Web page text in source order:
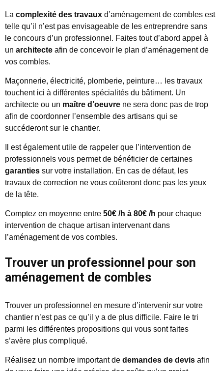
La complexité des travaux d’aménagement de combles est
telle qu’il n’est pas envisageable de les entreprendre sans
le concours d’un professionnel. Faites tout d’abord appel à
un architecte afin de concevoir le plan d’aménagement de
vos combles.
Maçonnerie, électricité, plomberie, peinture… les travaux
touchent ici à différentes spécialités du bâtiment. Un
architecte ou un maître d’oeuvre ne sera donc pas de trop
afin de coordonner l’ensemble des artisans qui se
succéderont sur le chantier.
Il est également utile de rappeler que l’intervention de
professionnels vous permet de bénéficier de certaines
garanties sur votre installation. En cas de défaut, les
travaux de correction ne vous coûteront donc pas les yeux
de la tête.
Comptez en moyenne entre 50€ /h à 80€ /h pour chaque
intervention de chaque artisan intervenant dans
l’aménagement de vos combles.
Trouver un professionnel pour son
aménagement de combles
Trouver un professionnel en mesure d’intervenir sur votre
chantier n’est pas ce qu’il y a de plus difficile. Faire le tri
parmi les différentes propositions qui vous sont faites
s’avère plus compliqué.
Réalisez un nombre important de demandes de devis afin